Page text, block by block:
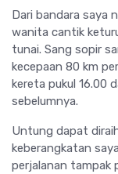
Dari bandara saya
wanita cantik
tunai. Sang sopir
kecepaan 80 km
kereta pukul 16.00
sebelumnya.
Untung dapat
keberangkatan
perjalanan tampak